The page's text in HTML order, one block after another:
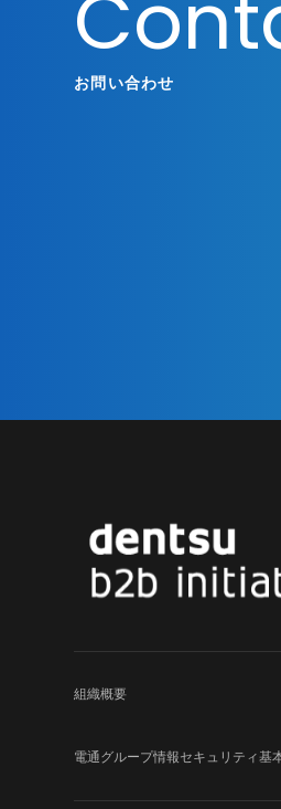
お問い合わせ
組織概要
電通グループ情報セキュリティ基